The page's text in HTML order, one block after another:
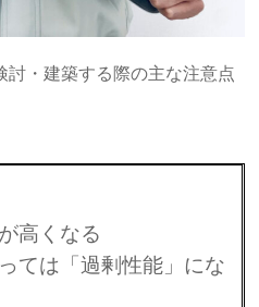
討・建築する際の主な注意点
高くなる
ては「過剰性能」にな